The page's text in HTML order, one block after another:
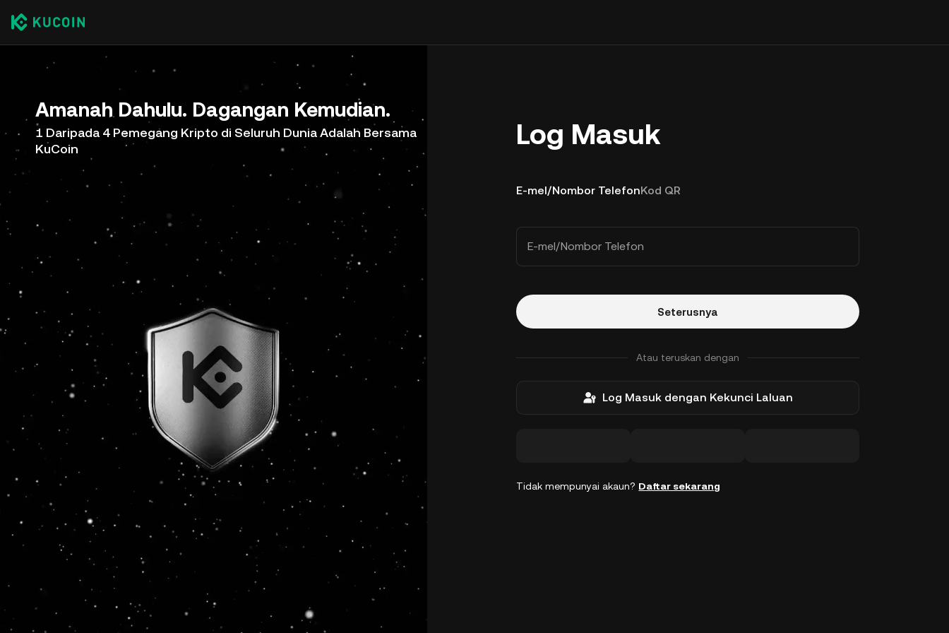
Amanah Dahulu. Dagangan Kemudian.
1 Daripada 4 Pemegang Kripto di Seluruh Dunia Adalah Bersama
KuCoin
Log Masuk
E-mel/Nombor TelefonKod QR
E-mel/Nombor Telefon
Seterusnya
Atau teruskan dengan
Log Masuk dengan Kekunci Laluan
Tidak mempunyai akaun? Daftar sekarang